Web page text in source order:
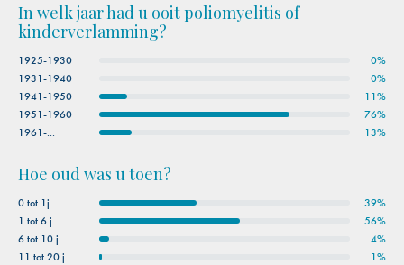
In welk jaar had u ooit poliomyelitis of
kinderverlamming?
1925-1930
0%
1931-1940
0%
1941-1950
11%
1951-1960
76%
1961-...
13%
Hoe oud was u toen?
0 tot 1j.
39%
1 tot 6 j.
56%
6 tot 10 j.
4%
11 tot 20 j.
1%